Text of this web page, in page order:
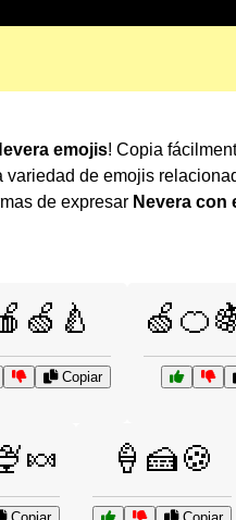
emojis! Copia
de emojis
de expresar Nevera con
Copiar
🍦🍰🍪